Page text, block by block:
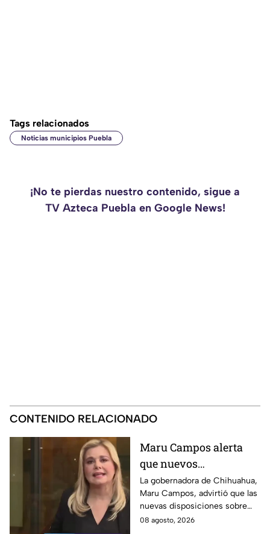
Tags relacionados
Noticias municipios Puebla
¡No te pierdas nuestro contenido, sigue a
TV Azteca Puebla en Google News!
CONTENIDO RELACIONADO
Maru Campos alerta
que nuevos
lineamientos podrían
usarse para sancionar
a periodistas críticos
La gobernadora de Chihuahua,
Maru Campos, advirtió que las
nuevas disposiciones sobre
derechos de las audiencias
08 agosto, 2026